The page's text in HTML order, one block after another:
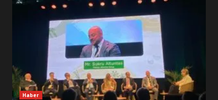
EDREMİT’İN GURURU TÜRKİYE
FİNALİNDE NE BAŞARDI?
5
BALIKESİR MÜZELERİNDE SÜRE
UZATILDI: NE DEĞİŞTİ?
Haber